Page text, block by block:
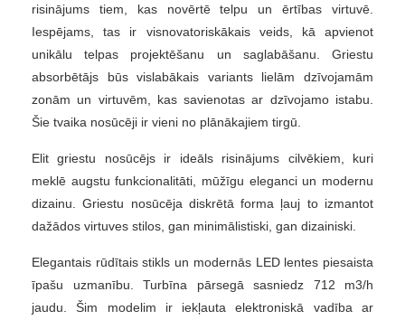
risinājums tiem, kas novērtē telpu un ērtības virtuvē.
Iespējams, tas ir visnovatoriskākais veids, kā apvienot
unikālu telpas projektēšanu un saglabāšanu. Griestu
absorbētājs būs vislabākais variants lielām dzīvojamām
zonām un virtuvēm, kas savienotas ar dzīvojamo istabu.
Šie tvaika nosūcēji ir vieni no plānākajiem tirgū.
Elit griestu nosūcējs ir ideāls risinājums cilvēkiem, kuri
meklē augstu funkcionalitāti, mūžīgu eleganci un modernu
dizainu. Griestu nosūcēja diskrētā forma ļauj to izmantot
dažādos virtuves stilos, gan minimālistiski, gan dizainiski.
Elegantais rūdītais stikls un modernās LED lentes piesaista
īpašu uzmanību. Turbīna pārsegā sasniedz 712 m3/h
jaudu. Šim modelim ir iekļauta elektroniskā vadība ar